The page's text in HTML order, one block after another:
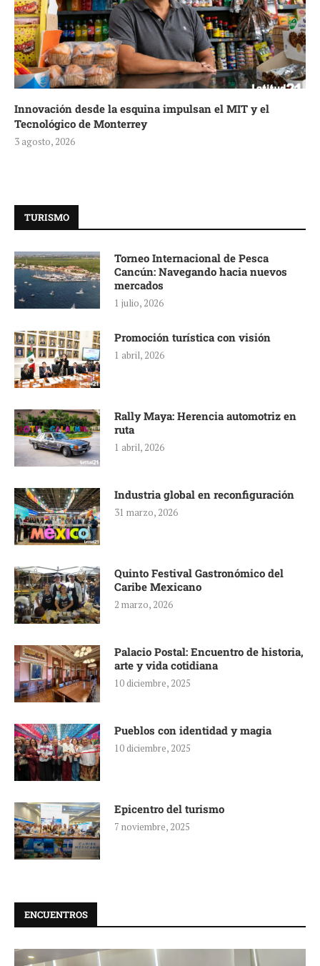
Innovación desde la esquina impulsan el MIT y el
Tecnológico de Monterrey
3 agosto, 2026
TURISMO
Torneo Internacional de Pesca
Cancún: Navegando hacia nuevos
mercados
1 julio, 2026
Promoción turística con visión
1 abril, 2026
Rally Maya: Herencia automotriz en
ruta
1 abril, 2026
Industria global en reconfiguración
31 marzo, 2026
Quinto Festival Gastronómico del
Caribe Mexicano
2 marzo, 2026
Palacio Postal: Encuentro de historia,
arte y vida cotidiana
10 diciembre, 2025
Pueblos con identidad y magia
10 diciembre, 2025
Epicentro del turismo
7 noviembre, 2025
ENCUENTROS